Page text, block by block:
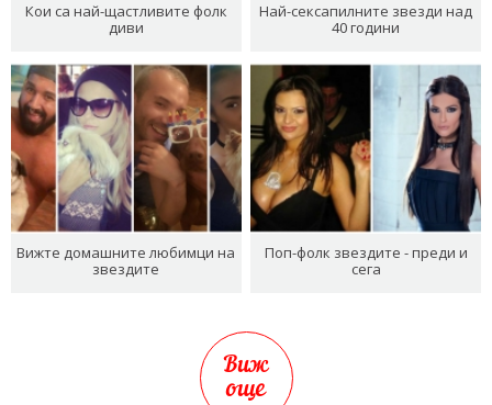
Кои са най-щастливите фолк
диви
Най-сексапилните звезди над
40 години
Вижте домашните любимци на
звездите
Поп-фолк звездите - преди и
сега
Виж
още